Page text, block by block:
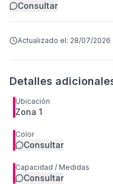
Consultar
Actualizado el: 28/07/2026
Detalles
Ubicación
Zona 1
Color
Consultar
Capacidad / Medidas
Consultar